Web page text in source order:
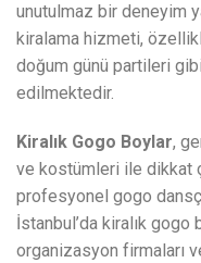
unutulmaz bir deneyim
kiralama hizmeti,
doğum günü partileri
edilmektedir.
Kiralık Gogo Boylar,
ve kostümleri ile dikkat
profesyonel gogo
İstanbul’da kiralık
organizasyon firmaları